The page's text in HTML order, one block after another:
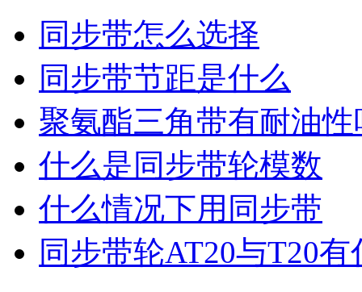
同步带怎么选择
同步带节距是什么
聚氨酯三角带有耐油性
什么是同步带轮模数
什么情况下用同步带
同步带轮AT20与T20有